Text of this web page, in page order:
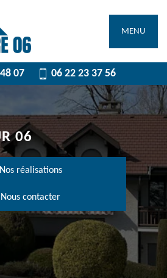
MENU
07 06 22 23 37 56
06
Nos réalisations
Nous contacter